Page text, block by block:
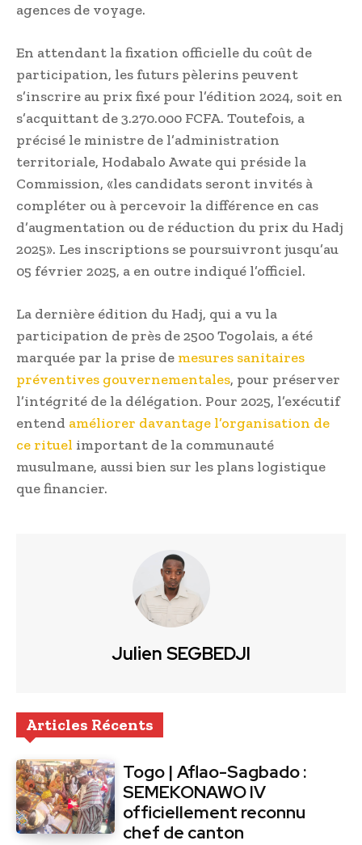
agences de voyage.
En attendant la fixation officielle du coût de
participation, les futurs pèlerins peuvent
s’inscrire au prix fixé pour l’édition 2024, soit en
s’acquittant de 3.270.000 FCFA. Toutefois, a
précisé le ministre de l’administration
territoriale, Hodabalo Awate qui préside la
Commission, «les candidats seront invités à
compléter ou à percevoir la différence en cas
d’augmentation ou de réduction du prix du Hadj
2025». Les inscriptions se poursuivront jusqu’au
05 février 2025, a en outre indiqué l’officiel.
La dernière édition du Hadj, qui a vu la
participation de près de 2500 Togolais, a été
marquée par la prise de mesures sanitaires
préventives gouvernementales, pour préserver
l’intégrité de la délégation. Pour 2025, l’exécutif
entend améliorer davantage l’organisation de
ce rituel important de la communauté
musulmane, aussi bien sur les plans logistique
que financier.
Julien SEGBEDJI
Articles Récents
Togo | Aflao-Sagbado :
SEMEKONAWO IV
officiellement reconnu
chef de canton